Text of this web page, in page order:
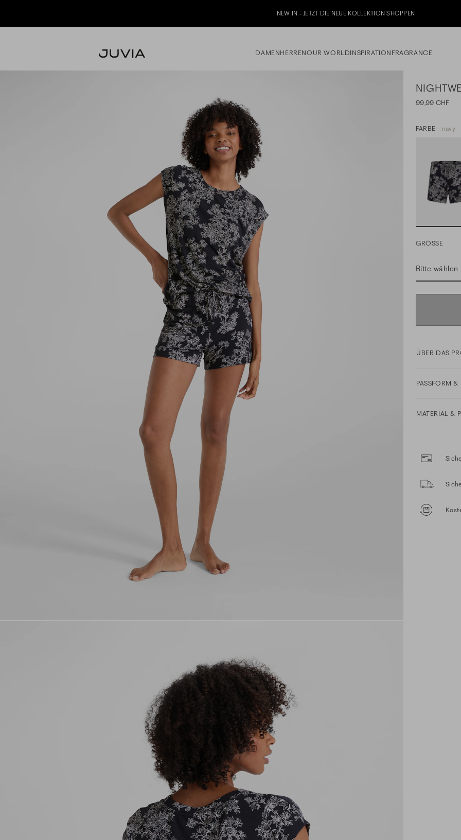
Jetzt zu unserem Whatsapp Newsletter anmelden & 10% Willkommensgutschein
DAMENHERRENOUR WORLDINSPIRATION FRAGRANCE
99,99 CHF
FARBE - navy
GRÖSSE
Bitte wählen
ÜBER DAS
PASSFORM &
MATERIAL &